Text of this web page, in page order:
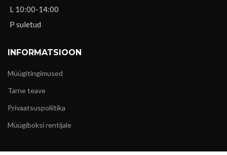
L 10:00-14:00
P suletud
INFORMATSIOON
Müügitingimused
Tarne teave
Privaatsuspoliitika
Müügiboksi rentijale